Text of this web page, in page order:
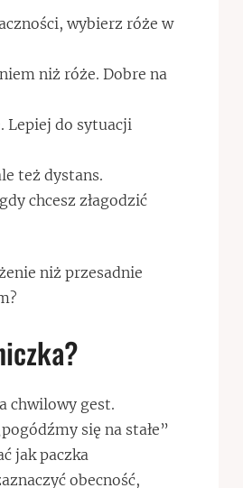
wybierz róże w
niż róże. Dobre na
Lepiej do sytuacji
też dystans.
chcesz złagodzić
niż przesadnie
chwilowy gest.
się na stałe”
jak paczka
obecność,